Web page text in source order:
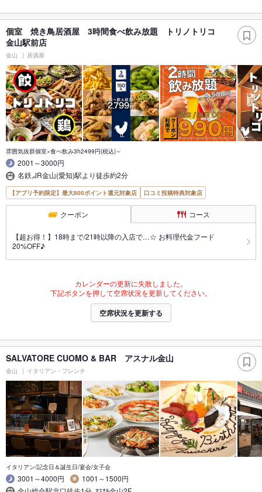
個室 焼き鳥居酒屋 3時間食べ飲み放題 トリノトリコ
金山駅前店
金山 居酒屋
雰囲気抜群個室×食べ飲み3h2499円(税込)～
2001～3000円
名鉄,JR金山(愛知)駅より徒歩約2分
【アプリ予約限定】最大800ポイント還元対象店 口コミ投稿特典対象店
クーポン コース
【超お得！】18時まで/21時以降の入店で…☆ お料理代金フード
20%OFF♪
カレンダーの更新に失敗しました。
下記ボタンを押して空席状況を更新してください。
空席状況を更新する
SALVATORE CUOMO & BAR アスナル金山
金山 イタリアン・フレンチ
イタリアン/記念日＆誕生日/宴会/女子会
3001～4000円
1001～1500円